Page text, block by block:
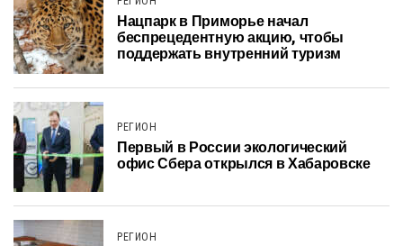
Нацпарк в Приморье начал
беспрецедентную акцию, чтобы
поддержать внутренний туризм
РЕГИОН
Первый в России экологический
офис Сбера открылся в Хабаровске
РЕГИОН